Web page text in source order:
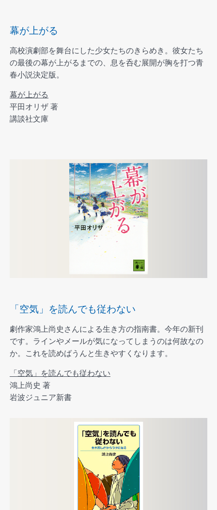
幕が上がる
高校演劇部を舞台にした少女たちのきらめき。彼女たち
の最後の幕が上がるまでの、息を呑む展開が胸を打つ青
春小説決定版。
幕が上がる
平田オリザ 著
講談社文庫
「空気」を読んでも従わない
劇作家鴻上尚史さんによる生き方の指南書。今年の新刊
です。ラインやメールが気になってしまうのは何故なの
か。これを読めばうんと生きやすくなります。
「空気」を読んでも従わない
鴻上尚史 著
岩波ジュニア新書